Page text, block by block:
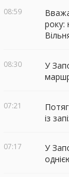
08:59
року:
08:30
У
07:21
із
07:17
У